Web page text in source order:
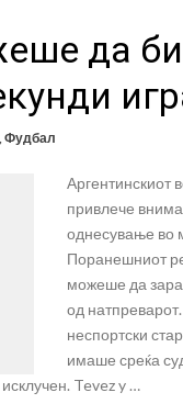
да
Фудбал
Аргентинскиот
привлече
однесување во
Поранешниот
можеше да
од
неспортски
имаше среќа
Tevez y …